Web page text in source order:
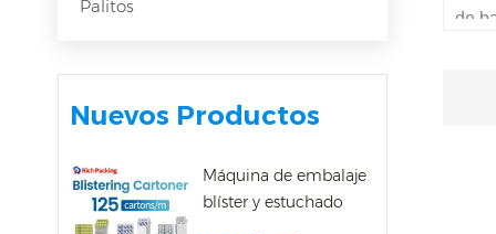
Palitos
Nuevos Productos
Máquina de embalaje
blíster y estuchado
de